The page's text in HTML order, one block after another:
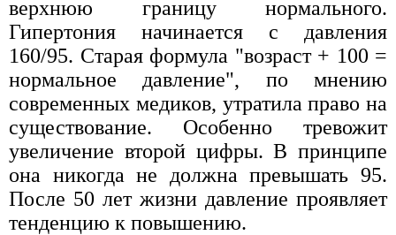
верхнюю границу нормального.
Гипертония начинается с давления
160/95. Старая формула "возраст + 100 =
нормальное давление", по мнению
современных медиков, утратила право на
существование. Особенно тревожит
увеличение второй цифры. В принципе
она никогда не должна превышать 95.
После 50 лет жизни давление проявляет
тенденцию к повышению.